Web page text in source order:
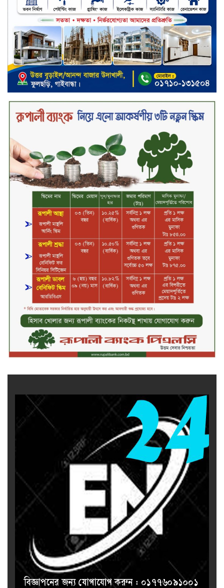
তালিকায় শীর্ষে উঠে এসেছে শার্প
ইন্ডাস্ট্রিজ
সপ্তাহের শেষ কার্যদিবসে দরপতনের
শীর্ষে সেনা ইন্স্যুরেন্স
সপ্তাহের শেষ কার্যদিবসে দরবৃদ্ধির শীর্ষে
নিটল ইন্স্যুরেন্স
সিলেটের ওসমানীনগরে দুই বাসের
মুখোমুখি সংঘর্ষে ৮ জন নিহত
২০২৯ সালের মধ্যে বাংলাদেশের
সবচেয়ে বিশ্বস্ত, টেকসই ও ক্যাশলেস
ব্যাংক হওয়ার লক্ষ্য নিয়ে ‘ভিশন ২০২৯’
উন্মোচন করল কমিউনিটি ব্যাংক
বাংলাদেশ পিএলসি
শিক্ষার্থীদের জন্য দারাজে এক্সক্লুসিভ
ডিসকাউন্ট নিয়ে আসছে রিয়েলমি